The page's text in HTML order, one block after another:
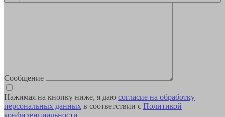
Сообщение
Нажимая на кнопку ниже, я даю согласие на обработку
персональных данных в соответствии с Политикой